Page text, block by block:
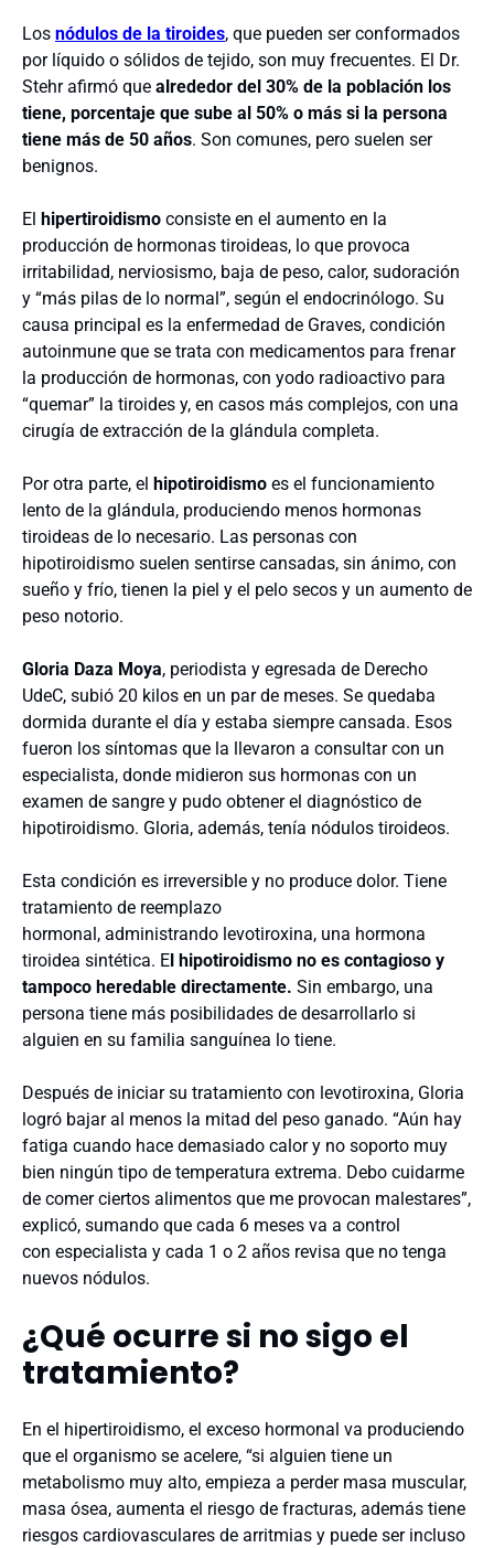
Los nódulos de la tiroides, que pueden ser conformados
por líquido o sólidos de tejido, son muy frecuentes. El Dr.
Stehr afirmó que alrededor del 30% de la población los
tiene, porcentaje que sube al 50% o más si la persona
tiene más de 50 años. Son comunes, pero suelen ser
benignos.
El hipertiroidismo consiste en el aumento en la
producción de hormonas tiroideas, lo que provoca
irritabilidad, nerviosismo, baja de peso, calor, sudoración
y “más pilas de lo normal”, según el endocrinólogo. Su
causa principal es la enfermedad de Graves, condición
autoinmune que se trata con medicamentos para frenar
la producción de hormonas, con yodo radioactivo para
“quemar” la tiroides y, en casos más complejos, con una
cirugía de extracción de la glándula completa.
Por otra parte, el hipotiroidismo es el funcionamiento
lento de la glándula, produciendo menos hormonas
tiroideas de lo necesario. Las personas con
hipotiroidismo suelen sentirse cansadas, sin ánimo, con
sueño y frío, tienen la piel y el pelo secos y un aumento de
peso notorio.
Gloria Daza Moya, periodista y egresada de Derecho
UdeC, subió 20 kilos en un par de meses. Se quedaba
dormida durante el día y estaba siempre cansada. Esos
fueron los síntomas que la llevaron a consultar con un
especialista, donde midieron sus hormonas con un
examen de sangre y pudo obtener el diagnóstico de
hipotiroidismo. Gloria, además, tenía nódulos tiroideos.
Esta condición es irreversible y no produce dolor. Tiene
tratamiento de reemplazo
hormonal, administrando levotiroxina, una hormona
tiroidea sintética. E l hipotiroidismo no es contagioso y
tampoco heredable directamente. Sin embargo, una
persona tiene más posibilidades de desarrollarlo si
alguien en su familia sanguínea lo tiene.
Después de iniciar su tratamiento con levotiroxina, Gloria
logró bajar al menos la mitad del peso ganado. “Aún hay
fatiga cuando hace demasiado calor y no soporto muy
bien ningún tipo de temperatura extrema. Debo cuidarme
de comer ciertos alimentos que me provocan malestares”,
explicó, sumando que cada 6 meses va a control
con especialista y cada 1 o 2 años revisa que no tenga
nuevos nódulos.
¿Qué ocurre si no sigo el
tratamiento?
En el hipertiroidismo, el exceso hormonal va produciendo
que el organismo se acelere, “si alguien tiene un
metabolismo muy alto, empieza a perder masa muscular,
masa ósea, aumenta el riesgo de fracturas, además tiene
riesgos cardiovasculares de arritmias y puede ser incluso